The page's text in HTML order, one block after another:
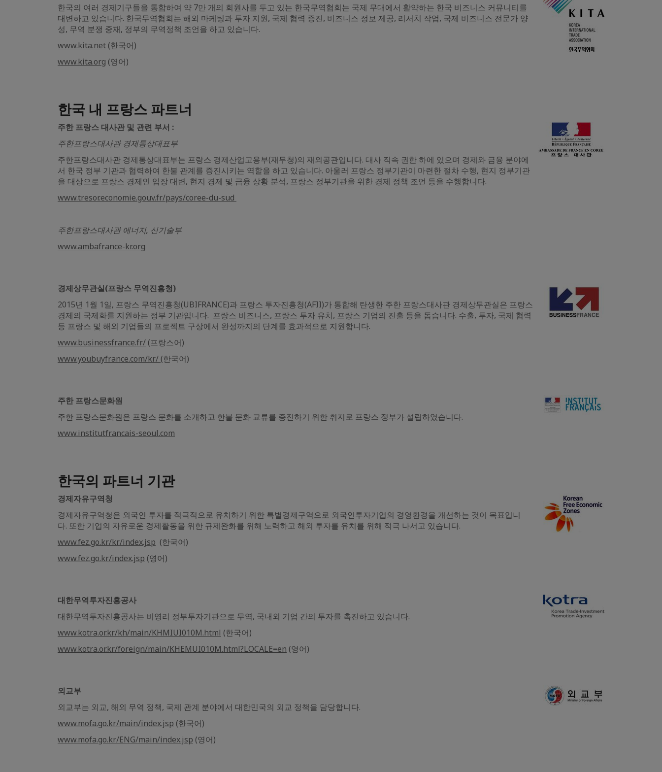
한국의 여러 경제기구들을 통합하여 약 7만 개의 회원사를 두고 있는 한국무역협회는 국제 무대에서 활약하는 한국 비즈니스 커뮤니티를
대변하고 있습니다. 한국무역협회는 해외 마케팅과 투자 지원, 국제 협력 증진, 비즈니스 정보 제공, 리서치 작업, 국제 비즈니스 전문가 양
성, 무역 분쟁 중재, 정부의 무역정책 조언을 하고 있습니다.
www.kita.net (한국어)
www.kita.org (영어)
한국 내 프랑스 파트너
주한 프랑스 대사관 및 관련 부서 :
주한프랑스대사관 경제통상대표부
주한프랑스대사관 경제통상대표부는 프랑스 경제산업고용부(재무청)의 재외공관입니다. 대사 직속 권한 하에 있으며 경제와 금융 분야에
서 한국 정부 기관과 협력하여 한불 관계를 증진시키는 역할을 하고 있습니다. 아울러 프랑스 정부기관이 마련한 절차 수행, 현지 정부기관
을 대상으로 프랑스 경제인 입장 대변, 현지 경제 및 금융 상황 분석, 프랑스 정부기관을 위한 경제 정책 조언 등을 수행합니다.
www.tresor.economie.gouv.fr/pays/coree-du-sud
주한프랑스대사관 에너지, 신기술부
www.ambafrance-kr.org
경제상무관실(프랑스 무역진흥청)
2015년 1월 1일, 프랑스 무역진흥청(UBIFRANCE)과 프랑스 투자진흥청(AFII)가 통합해 탄생한 주한 프랑스대사관 경제상무관실은 프랑스
경제의 국제화를 지원하는 정부 기관입니다. 프랑스 비즈니스, 프랑스 투자 유치, 프랑스 기업의 진출 등을 돕습니다. 수출, 투자, 국제 협력
등 프랑스 및 해외 기업들의 프로젝트 구상에서 완성까지의 단계를 효과적으로 지원합니다.
www.businessfrance.fr/ (프랑스어)
www.youbuyfrance.com/kr/ (한국어)
주한 프랑스문화원
주한 프랑스문화원은 프랑스 문화를 소개하고 한불 문화 교류를 증진하기 위한 취지로 프랑스 정부가 설립하였습니다.
www.institutfrancais-seoul.com
한국의 파트너 기관
경제자유구역청
경제자유구역청은 외국인 투자를 적극적으로 유치하기 위한 특별경제구역으로 외국인투자기업의 경영환경을 개선하는 것이 목표입니
다. 또한 기업의 자유로운 경제활동을 위한 규제완화를 위해 노력하고 해외 투자를 유치를 위해 적극 나서고 있습니다.
www.fez.go.kr/kr/index.jsp (한국어)
www.fez.go.kr/index.jsp (영어)
대한무역투자진흥공사
대한무역투자진흥공사는 비영리 정부투자기관으로 무역, 국내외 기업 간의 투자를 촉진하고 있습니다.
www.kotra.or.kr/kh/main/KHMIUI010M.html (한국어)
www.kotra.or.kr/foreign/main/KHEMUI010M.html?LOCALE=en (영어)
외교부
외교부는 외교, 해외 무역 정책, 국제 관계 분야에서 대한민국의 외교 정책을 담당합니다.
www.mofa.go.kr/main/index.jsp (한국어)
www.mofa.go.kr/ENG/main/index.jsp (영어)